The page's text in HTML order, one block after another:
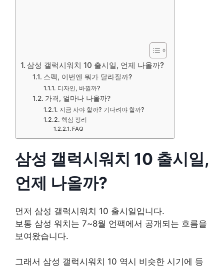
삼성 갤럭시워치 10 출시일, 언제 나올까?
스펙, 이번엔 뭐가 달라질까?
디자인, 바뀔까?
가격, 얼마나 나올까?
지금 사야 할까? 기다려야 할까?
핵심 정리
FAQ
삼성 갤럭시워치 10 출시일,
언제 나올까?
먼저 삼성 갤럭시워치 10 출시일입니다.
보통 삼성 워치는 7~8월 언팩에서 공개되는 흐름을
보여왔습니다.
그래서 삼성 갤럭시워치 10 역시 비슷한 시기에 등